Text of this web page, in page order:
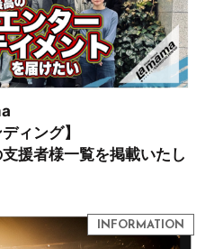
ィング】
援者様一覧を掲載いたし